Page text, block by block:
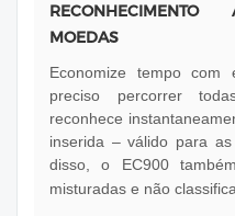
RECONHECIMENTO
MOEDAS
Economize tempo
preciso percorrer
reconhece
inserida – válido para
disso, o EC900
misturadas e não